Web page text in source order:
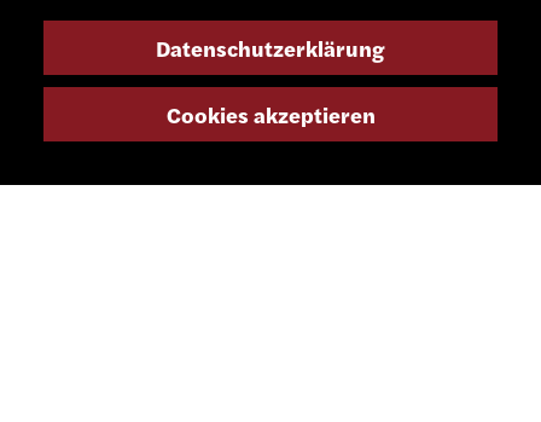
SOZIALE MEDIEN
Datenschutzerklärung
Cookies akzeptieren